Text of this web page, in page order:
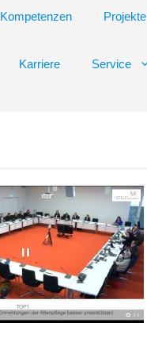
Kompetenzen Projekte
Karriere Service